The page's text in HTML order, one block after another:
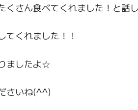
さん食べてくれました！と話
てくれました！！
ましたよ☆
さいね(^^)